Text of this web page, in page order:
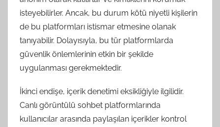
isteyebilirler. Ancak, bu durum kötü niyetli kişilerin
de bu platformları istismar etmesine olanak
tanıyabilir. Dolayısıyla, bu tür platformlarda
güvenlik önlemlerinin etkin bir şekilde
uygulanması gerekmektedir.
İkinci endişe, içerik denetimi eksikliğiyle ilgilidir.
Canlı görüntülü sohbet platformlarında
kullanıcılar arasında paylaşılan içerikler kontrol